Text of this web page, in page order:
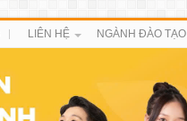
LIÊN HỆ NGÀNH ĐÀO TẠO